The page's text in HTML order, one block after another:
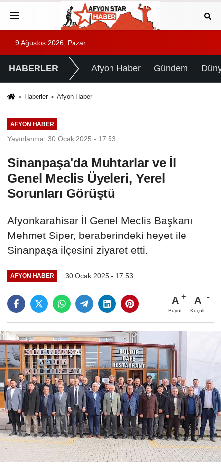
9 Ağustos 2026, Pazar
HABERLER Afyon Haber Gündem
Haberler Afyon Haber
AFYON HABER
Yayınlanma: 30 Ocak 2025 - 17:53
Sinanpaşa'da Muhtarlar ve İl
Genel Meclis Üyeleri, Yerel
Sorunları Görüştü
Afyonkarahisar İl Genel Meclis Başkanı
Mehmet Siper, beraberindeki heyet ile
Sinanpaşa ilçesini ziyaret etti.
AFYON HABER 30 Ocak 2025 - 17:53
A
Büyüt
A
Küçült